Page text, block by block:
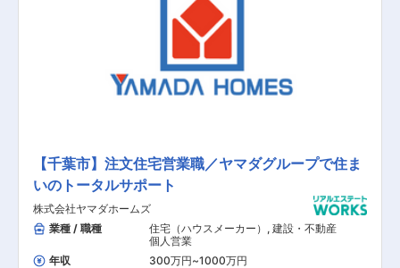
程度はアシスタント業務をお任せします。
【千葉市】注文住宅営業職／ヤマダグループで住ま
いのトータルサポート
株式会社ヤマダホームズ
業種 / 職種
住宅（ハウスメーカー） , 建設・不動産
個人営業
年収
300万円~1000万円